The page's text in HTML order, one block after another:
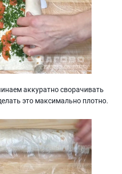
аккуратно сворачивать
это максимально плотно.